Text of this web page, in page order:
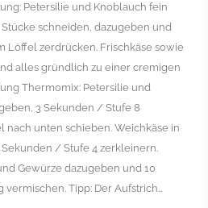
Petersilie und Knoblauch fein
schneiden, dazugeben und
Löffel zerdrücken. Frischkäse sowie
alles gründlich zu einer cremigen
Thermomix: Petersilie und
3 Sekunden / Stufe 8
nach unten schieben. Weichkäse in
/ Stufe 4 zerkleinern.
Gewürze dazugeben und 10
Tipp: Der Aufstrich…